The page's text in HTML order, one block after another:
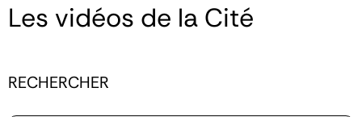
Les vidéos de la Cité
RECHERCHER